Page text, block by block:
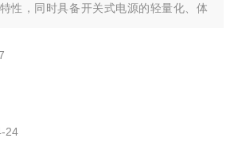
性，同时具备开关式电源的轻量化、体
24